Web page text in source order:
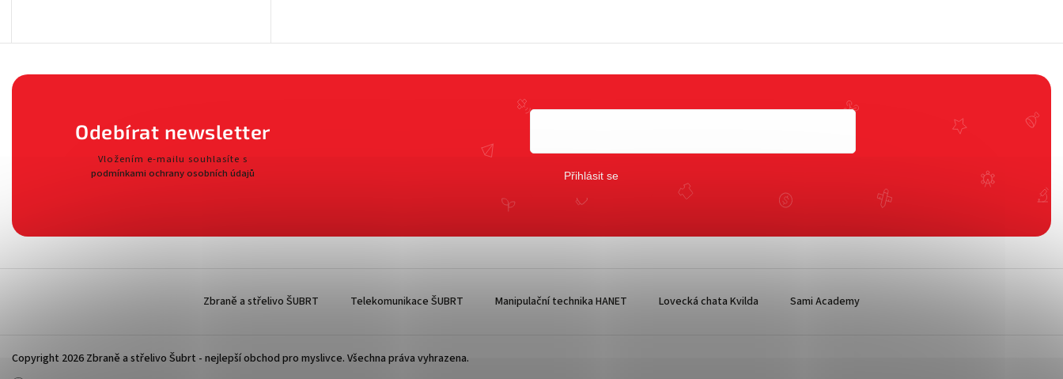
Odebírat newsletter
Vložením e-mailu souhlasíte s
podmínkami ochrany osobních údajů
Přihlásit se
Zbraně a střelivo ŠUBRT Telekomunikace ŠUBRT Manipulační technika HANET Lovecká chata Kvilda Sami Academy
Copyright 2026 Zbraně a střelivo Šubrt - nejlepší obchod pro myslivce. Všechna práva vyhrazena.